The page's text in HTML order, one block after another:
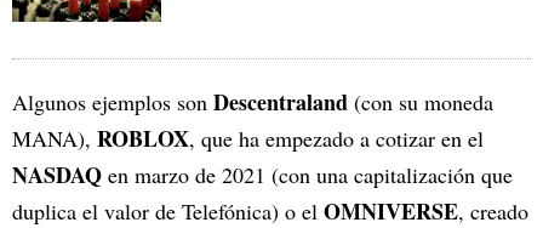
Algunos ejemplos son Descentraland (con su moneda
MANA), ROBLOX, que ha empezado a cotizar en el
NASDAQ en marzo de 2021 (con una capitalización que
duplica el valor de Telefónica) o el OMNIVERSE, creado